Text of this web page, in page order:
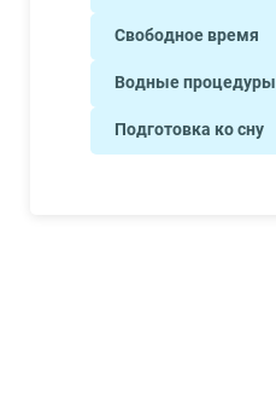
Свободное время
Водные процедуры
Подготовка ко сну